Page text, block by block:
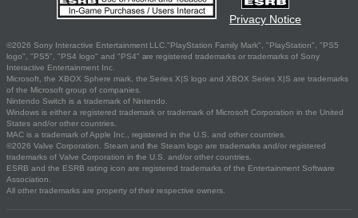
Privacy Notice
©2026 Sony Interactive Entertainment LLC."PlayStation Family Mark", "PlayStation", "PS5
logo", "PS5", "PS4 logo" and "PS4" are registered trademarks or trademarks of Sony
Interactive Entertainment Inc.
Microsoft, the XBOX Sphere mark, the Series X|S logo and XBOX Series X|S are trademarks
of the Microsoft group of companies.
Nintendo Switch is a trademark of Nintendo.
Windows is either a registered trademark or trademark of Microsoft Corporation in the United
States and/or other countries.
MAC is a trademark of Apple Inc., registered in the U.S. and other countries.
©2026 Valve Corporation. Steam and the Steam logo are trademarks and/or registered
trademarks of Valve Corporation in the U.S. and/or other countries.
ESRB and the ESRB rating icon are registered trademarks of the Entertainment Software
Association.
All other trademarks are property of their respective owners.